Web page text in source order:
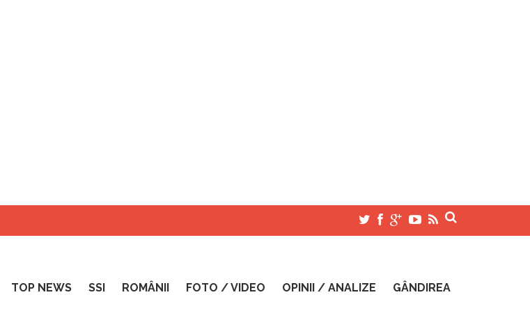
TOP NEWS SSI ROMÂNII FOTO / VIDEO OPINII / ANALIZE GÂNDIREA